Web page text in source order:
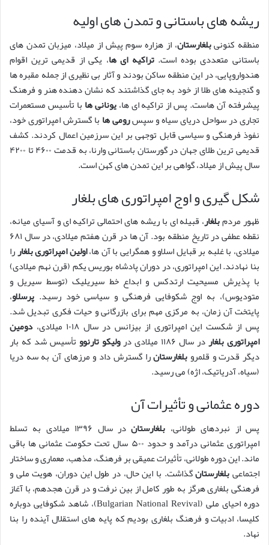
ریشه های باستانی و تمدن های اولیه
منطقه کنونیبلغارستان، از هزاره سوم پیش از میلاد، میزبان تمدن های
باستانی متعددی بوده است.تراکیه ای ها، یکی از قدیمی ترین اقوام
هندواروپایی، در این منطقه ساکن بودند و آثار بی نظیری از جمله مقبره ها
و گنجینه های طلا از خود به جای گذاشتند که نشان دهنده هنر و فرهنگ
پیشرفته آن هاست. پس از تراکیه ای ها،یونانی ها با تأسیس مستعمرات
تجاری در سواحل دریای سیاه و سپسرومی ها با گسترش امپراتوری خود،
نفوذ فرهنگی و سیاسی قابل توجهی بر این سرزمین اعمال کردند. کشف
قدیمی ترین طلای جهان در گورستان باستانی وارنا، به قدمت ۴۶۰۰ تا ۴۲۰۰
سال پیش از میلاد، گواهی بر این تمدن های کهن است.
شکل گیری و اوج امپراتوری های بلغار
ظهور مردمبلغار، قبیله ای با ریشه های احتمالی تراکیه ای و آسیای میانه،
نقطه عطفی در تاریخ منطقه بود. آن ها در قرن هفتم میلادی، در سال ۶۸۱
میلادی، با غلبه بر قبایل اسلاو و همگرایی با آن ها،اولین امپراتوری بلغاررا
بنا نهادند. این امپراتوری، در دوران پادشاه بوریس یکم (قرن نهم میلادی)
با پذیرش مسیحیت ارتدکس و ابداع خط سیریلیک (توسط سیریل و
متودیوس)، به اوج شکوفایی فرهنگی و سیاسی خود رسید. پرسلاو،
پایتخت آن زمان، به مرکزی مهم برای بازرگانی و حیات فکری تبدیل شد.
پس از شکست این امپراتوری از بیزانس در سال ۱۰۱۸ میلادی،
دومین
امپراتوری بلغاردر سال ۱۱۸۶ میلادی در ولیکو تارنوو تأسیس شد که بار
دیگر قدرت و قلمروبلغارستانرا گسترش داد و مرزهای آن به سه دریا
(سیاه، آدریاتیک، اژه) می رسید.
دوره عثمانی و تأثیرات آن
پس از نبردهای طولانی، بلغارستان
در سال ۱۳۹۶ میلادی به تسلط
امپراتوری عثمانی درآمد و حدود ۵۰۰ سال تحت حکومت عثمانی ها باقی
ماند. این دوره طولانی، تأثیرات عمیقی بر فرهنگ، مذهب، معماری و ساختار
اجتماعیبلغارستانگذاشت. با این حال، در طول این دوران، هویت ملی و
فرهنگی بلغاری هرگز به طور کامل از بین نرفت و در قرن هجدهم، با آغاز
دوره احیای ملی (Bulgarian National Revival)، شاهد شکوفایی دوباره
کلیسا، ادبیات و فرهنگ بلغاری بودیم که پایه های استقلال آینده را بنا
نهاد.